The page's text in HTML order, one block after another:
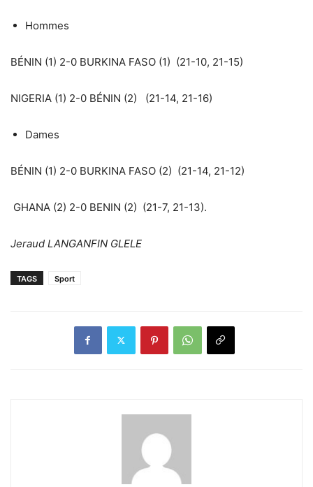
Hommes
BÉNIN (1) 2-0 BURKINA FASO (1) (21-10, 21-15)‎
‎NIGERIA (1) 2-0 BÉNIN (2) (21-14, 21-16)
Dames
BÉNIN (1) 2-0 BURKINA FASO (2) (21-14, 21-12)
GHANA (2) 2-0 BENIN (2) (21-7, 21-13).
Jeraud LANGANFIN GLELE
TAGS Sport